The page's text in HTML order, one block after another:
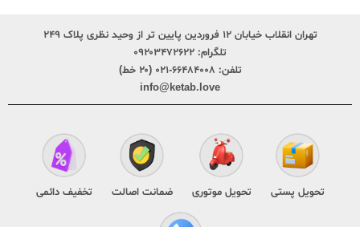
تهران انقلاب خیابان ۱۲ فروردین پایین تر از وحید نظری پلاک ۲۴۹
تلگرام: ۰۹۲۰۳۴۷۲۶۲۲
تلفن: ۶۶۴۸۴۰۰۸-۰۲۱ (۲۰ خط)
info@ketab.love
تحویل پستی تحویل موتوری ضمانت اصالت تخفیف دائمی